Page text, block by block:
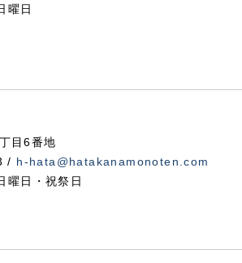
曜日
目6番地
/ h-hata@hatakanamonoten.com
曜日・祝祭日